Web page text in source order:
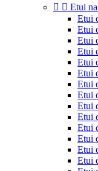
  Etui
Etui
Etui
Etui
Etui
Etui
Etui
Etui
Etui
Etui
Etui
Etui
Etui
Etui
Etui